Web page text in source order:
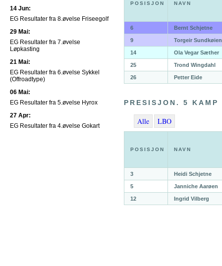
14 Jun:
EG Resultater fra 8.øvelse Friseegolf
29 Mai:
EG Resultater fra 7.øvelse
Løpkasting
21 Mai:
EG Resultater fra 6.øvelse Sykkel
(Offroadtype)
06 Mai:
EG Resultater fra 5.øvelse Hyrox
27 Apr:
EG Resultater fra 4.øvelse Gokart
POSISJON NAVN
6 Bernt Schjetne
9 Torgeir Sundkøien
14 Ola Vegar Sæther
25 Trond Wingdahl
26 Petter Eide
PRESISJON. 5 KAMP
Alle LBO
POSISJON NAVN
3 Heidi Schjetne
5 Janniche Aarøen
12 Ingrid Vilberg